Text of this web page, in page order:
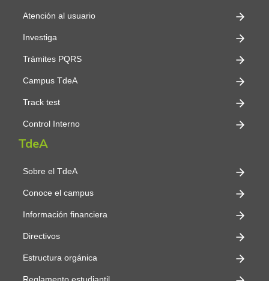
Atención al usuario
Investiga
Trámites PQRS
Campus TdeA
Track test
Control Interno
TdeA
Sobre el TdeA
Conoce el campus
Información financiera
Directivos
Estructura orgánica